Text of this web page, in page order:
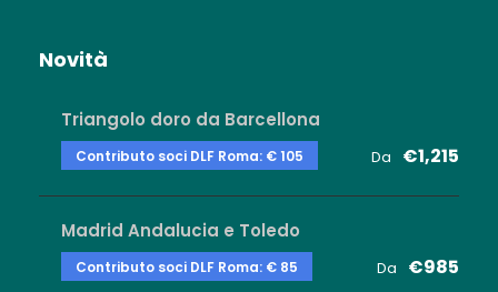
Novità
Triangolo doro da Barcellona
Contributo soci DLF Roma: € 105 Da €1,215
Madrid Andalucia e Toledo
Contributo soci DLF Roma: € 85 Da €985